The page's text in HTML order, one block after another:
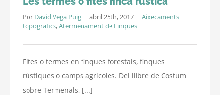
Por David Vega Puig | abril 25th, 2017 | Aixecaments
topogràfics,Atermenament de Finques
Fites o termes en finques forestals, finques
rústiques o camps agrícoles. Del llibre de Costum
sobre Termenals, [...]